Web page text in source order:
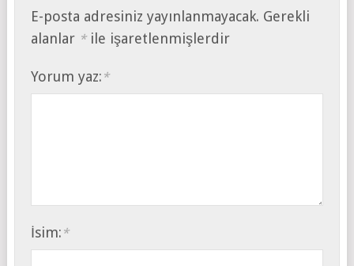
E-posta adresiniz yayınlanmayacak. Gerekli
alanlar *ile işaretlenmişlerdir
Yorum yaz: *
İsim: *